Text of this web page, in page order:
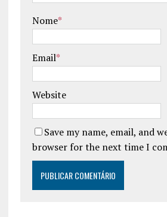
Nome*
Email*
Website
Save my name, email, and
browser for the next time I